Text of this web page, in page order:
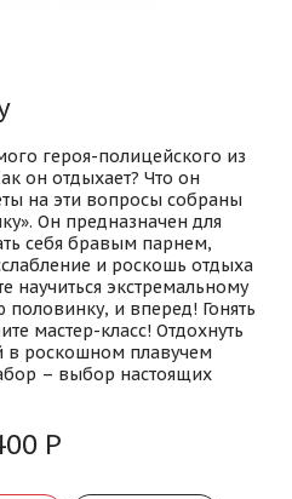
героя-полицейского из
он отдыхает? Что он
на эти вопросы собраны
Он предназначен для
себя бравым парнем,
и роскошь отдыха
научиться экстремальному
и вперед! Гонять
мастер-класс! Отдохнуть
в роскошном плавучем
– выбор настоящих
Р